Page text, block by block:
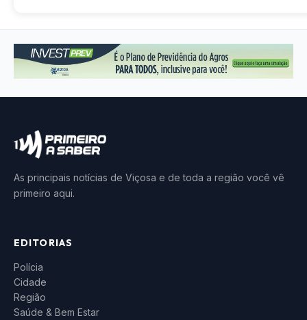
As principais notícias de Viçosa e de toda a região você vê
primeiro aqui.
EDITORIAS
Polícia
Cidade
Região
Saúde & Bem Estar